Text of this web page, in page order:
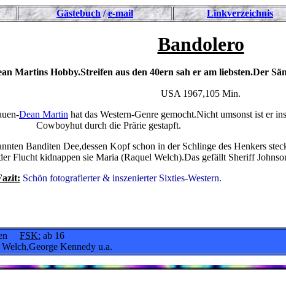
Gästebuch/e-mail Linkverzeichnis
Bandolero
Martins Hobby.Streifen aus den 40ern sah er am liebsten.Der
USA 1967,105 Min.
Dean Martin hat das Western-Genre gemocht.Nicht umsonst ist er
Cowboyhut durch die Prärie gestapft.
Banditen Dee,dessen Kopf schon in der Schlinge des Henkers
Flucht kidnappen sie Maria (Raquel Welch).Das gefällt Sheriff
Schön fotografierter & inszenierter Sixties-Western.
FSK: ab 16
Kennedy u.a.